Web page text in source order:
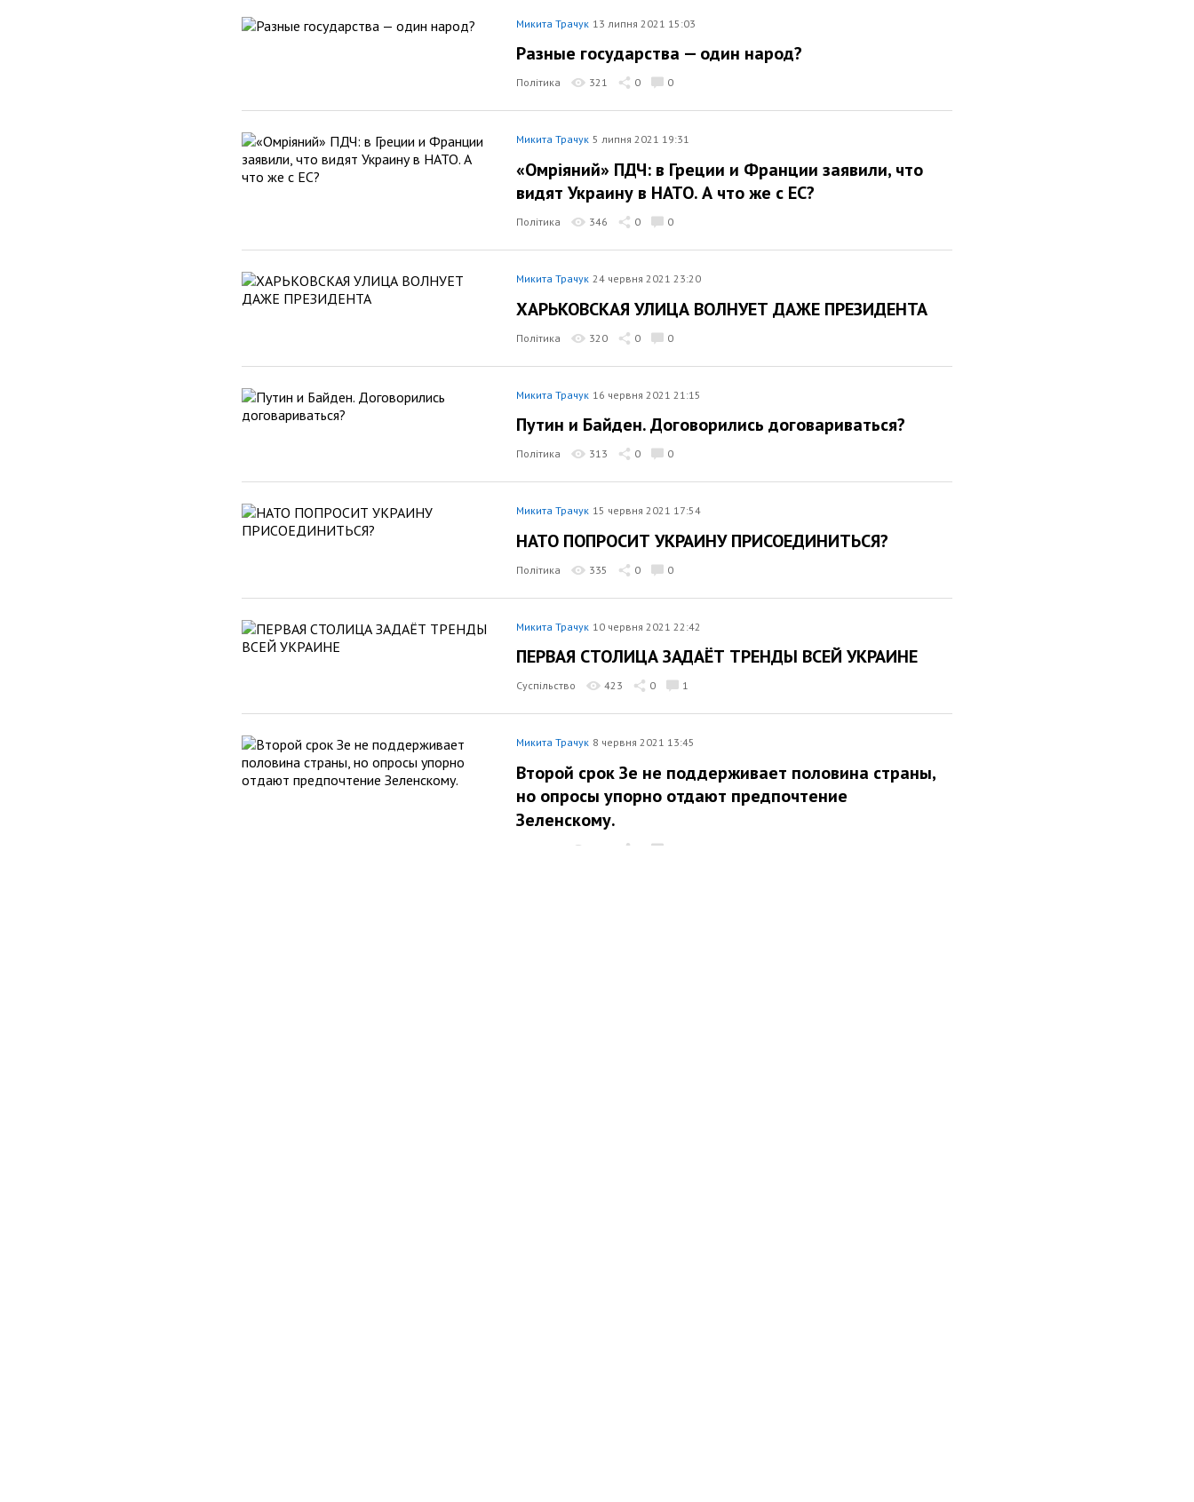
Микита Трачук 13 липня 2021 15:03
Разные государства — один народ?
Політика 321 0 0
Микита Трачук 5 липня 2021 19:31
«Омріяний» ПДЧ: в Греции и Франции заявили, что
видят Украину в НАТО. А что же с ЕС?
Політика 346 0 0
Микита Трачук 24 червня 2021 23:20
ХАРЬКОВСКАЯ УЛИЦА ВОЛНУЕТ ДАЖЕ ПРЕЗИДЕНТА
Політика 320 0 0
Микита Трачук 16 червня 2021 21:15
Путин и Байден. Договорились договариваться?
Політика 313 0 0
Микита Трачук 15 червня 2021 17:54
НАТО ПОПРОСИТ УКРАИНУ ПРИСОЕДИНИТЬСЯ?
Політика 335 0 0
Микита Трачук 10 червня 2021 22:42
ПЕРВАЯ СТОЛИЦА ЗАДАЁТ ТРЕНДЫ ВСЕЙ УКРАИНЕ
Суспільство 423 0 1
Микита Трачук 8 червня 2021 13:45
Второй срок Зе не поддерживает половина страны,
но опросы упорно отдают предпочтение
Зеленскому.